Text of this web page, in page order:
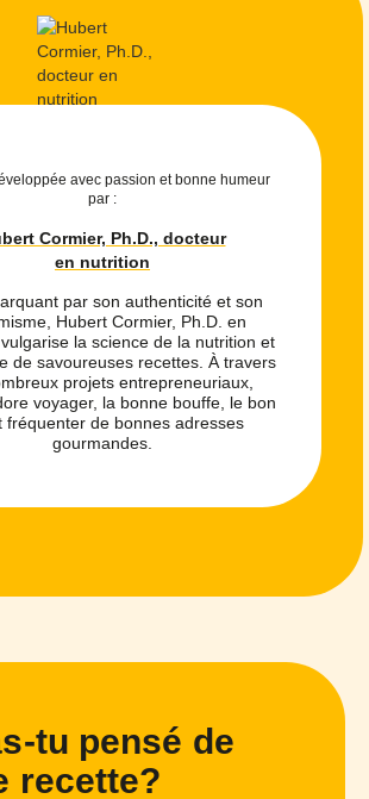
avec passion et bonne humeur
par :
Cormier, Ph.D., docteur
en nutrition
par son authenticité et son
Hubert Cormier, Ph.D. en
la science de la nutrition et
de savoureuses recettes. À travers
projets entrepreneuriaux,
voyager, la bonne bouffe, le bon
fréquenter de bonnes adresses
gourmandes.
tu pensé de
recette?